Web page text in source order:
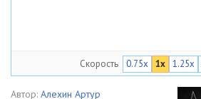
Скорость 0.75x 1x 1.25x
Автор: Алехин Артур